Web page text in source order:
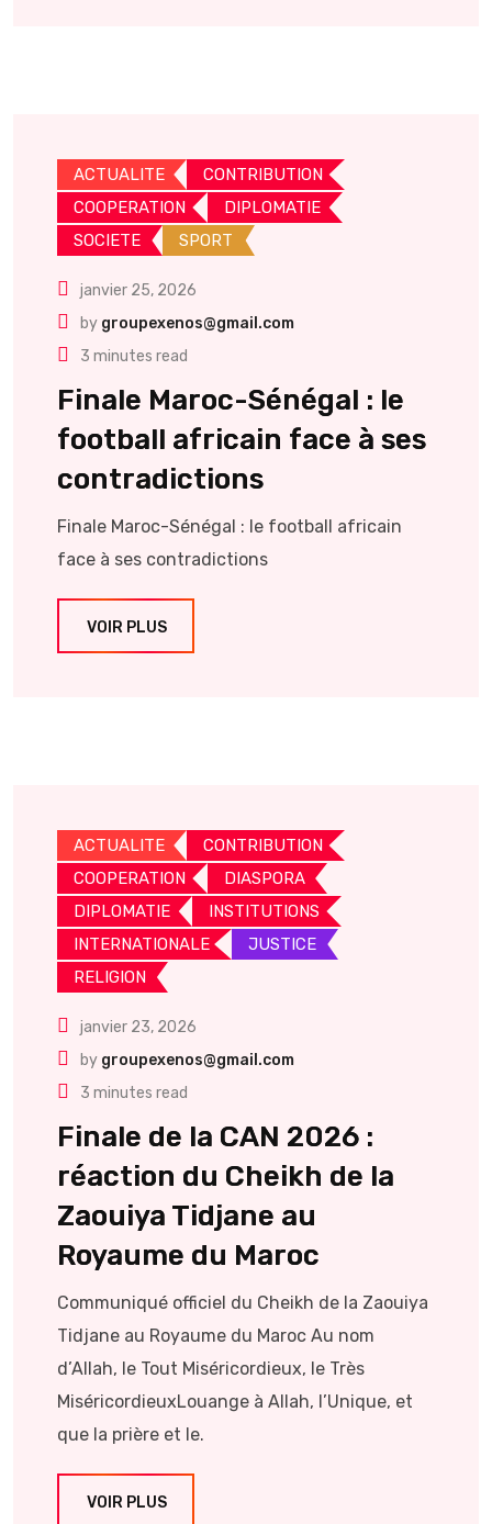
ACTUALITE
CONTRIBUTION
COOPERATION
DIPLOMATIE
SOCIETE
SPORT
janvier 25, 2026
by groupexenos@gmail.com
3 minutes read
Finale Maroc-Sénégal : le
football africain face à ses
contradictions
Finale Maroc-Sénégal : le football africain
face à ses contradictions
VOIR PLUS
ACTUALITE
CONTRIBUTION
COOPERATION
DIASPORA
DIPLOMATIE
INSTITUTIONS
INTERNATIONALE
JUSTICE
RELIGION
janvier 23, 2026
by groupexenos@gmail.com
3 minutes read
Finale de la CAN 2026 :
réaction du Cheikh de la
Zaouiya Tidjane au
Royaume du Maroc
Communiqué officiel du Cheikh de la Zaouiya
Tidjane au Royaume du Maroc Au nom
d’Allah, le Tout Miséricordieux, le Très
MiséricordieuxLouange à Allah, l’Unique, et
que la prière et le.
VOIR PLUS